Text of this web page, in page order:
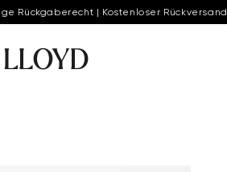
Rückgaberecht | Kostenloser Rückversand